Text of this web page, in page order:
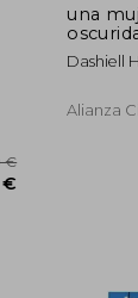
una
Dashiell
Alianza